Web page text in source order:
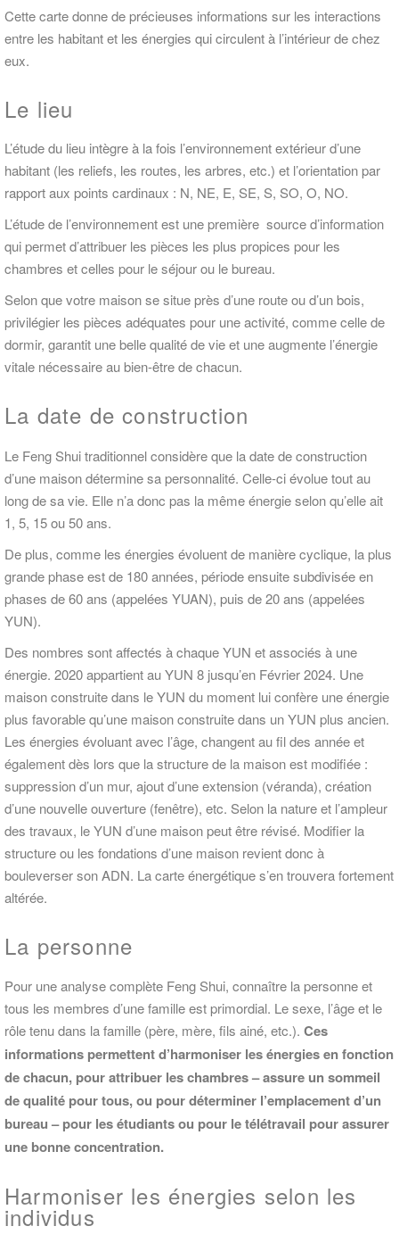
Cette carte donne de précieuses informations sur les interactions
entre les habitant et les énergies qui circulent à l’intérieur de chez
eux.
Le lieu
L’étude du lieu intègre à la fois l’environnement extérieur d’une
habitant (les reliefs, les routes, les arbres, etc.) et l’orientation par
rapport aux points cardinaux : N, NE, E, SE, S, SO, O, NO.
L’étude de l’environnement est une première source d’information
qui permet d’attribuer les pièces les plus propices pour les
chambres et celles pour le séjour ou le bureau.
Selon que votre maison se situe près d’une route ou d’un bois,
privilégier les pièces adéquates pour une activité, comme celle de
dormir, garantit une belle qualité de vie et une augmente l’énergie
vitale nécessaire au bien-être de chacun.
La date de construction
Le Feng Shui traditionnel considère que la date de construction
d’une maison détermine sa personnalité. Celle-ci évolue tout au
long de sa vie. Elle n’a donc pas la même énergie selon qu’elle ait
1, 5, 15 ou 50 ans.
De plus, comme les énergies évoluent de manière cyclique, la plus
grande phase est de 180 années, période ensuite subdivisée en
phases de 60 ans (appelées YUAN), puis de 20 ans (appelées
YUN).
Des nombres sont affectés à chaque YUN et associés à une
énergie. 2020 appartient au YUN 8 jusqu’en Février 2024. Une
maison construite dans le YUN du moment lui confère une énergie
plus favorable qu’une maison construite dans un YUN plus ancien.
Les énergies évoluant avec l’âge, changent au fil des année et
également dès lors que la structure de la maison est modifiée :
suppression d’un mur, ajout d’une extension (véranda), création
d’une nouvelle ouverture (fenêtre), etc. Selon la nature et l’ampleur
des travaux, le YUN d’une maison peut être révisé. Modifier la
structure ou les fondations d’une maison revient donc à
bouleverser son ADN. La carte énergétique s’en trouvera fortement
altérée.
La personne
Pour une analyse complète Feng Shui, connaître la personne et
tous les membres d’une famille est primordial. Le sexe, l’âge et le
rôle tenu dans la famille (père, mère, fils ainé, etc.). Ces
informations permettent d’harmoniser les énergies en fonction
de chacun, pourattribuer les chambres – assure un sommeil
de qualité pour tous, ou pour déterminer l’emplacement d’un
bureau – pour les étudiants ou pour le télétravail pour assurer
une bonne concentration.
Harmoniser les énergies selon les
individus